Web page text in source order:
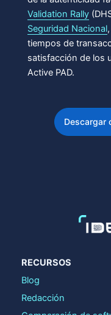
Validation Rally
Seguridad Nacional
tiempos de
satisfacción de los
Active PAD.
Descargar
RECURSOS
Blog
Redacción